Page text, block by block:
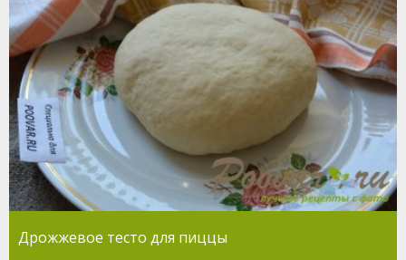
Дрожжевое тесто для пиццы